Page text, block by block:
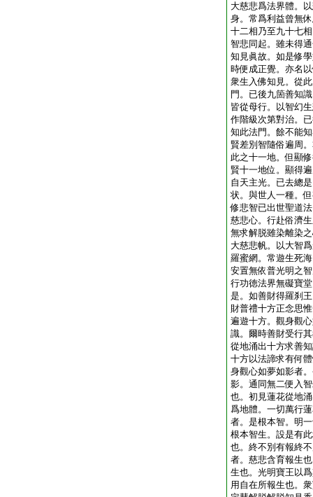
大慈悲爲法界體。
身。常爲利益曾無
十二相乃至九十七
智悲同起。雖未得
知見眞故。如是修
時便成正覺。亦名
衆生入佛知見。從
門。已後九箇善知
皆從母行。以智幻
作階級次第對治。
知此法門。餘不能
賢差別智隨俗遍周
此之十一地。但顯
賢十一地位。顯得
自天主光。已去總
状。與世人一種。
修悲智已出世聖道
慈悲心。行赴俗濟
無求解脱雖染離染
大慈悲帆。以大智
羅蜜網。常遊生死
安置無依普光明之
行功徳法界無礙寶
是。如善財得羅刹
財普禮十方正念思
遍遊十方。觀身觀
識。爾時善財受行
從地涌出十方求善
十方以法諦求有何
身觀心如夢如影者
影。通同無二便入
也。初見蓮花從地
爲地體。一切萬行
者。是根本智。明
根本智生。設是有
也。終不別有報終
者。慈悲含育報生
生也。光明寶王以
用自在所報生也。